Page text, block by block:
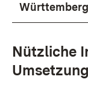
Württemberg
Nützliche